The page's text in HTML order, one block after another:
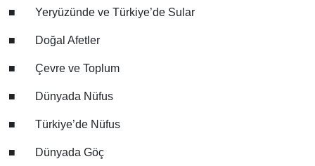
■ Yeryüzünde ve Türkiye’de Sular
■ Doğal Afetler
■ Çevre ve Toplum
■ Dünyada Nüfus
■ Türkiye’de Nüfus
■ Dünyada Göç